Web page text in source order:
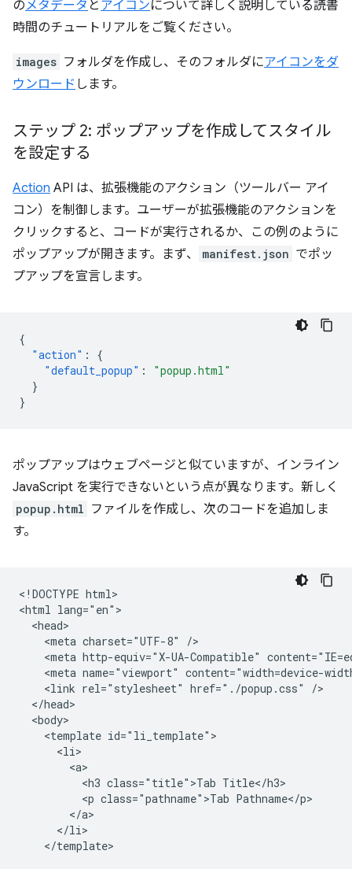
のメタデータ と アイコンについて詳しく説明している読書
時間のチュートリアルをご覧ください。
images フォルダを作成し、そのフォルダにアイコンをダ
ウンロード します。
ステップ 2: ポップアップを作成してスタイル
を設定する
Action API は、拡張機能のアクション（ツールバー アイ
コン）を制御します。ユーザーが拡張機能のアクションを
クリックすると、コードが実行されるか、この例のように
ポップアップが開きます。まず、
manifest.json でポッ
プアップを宣言します。
{
"action" :
{
"default_popup" :
"popup.html"
}
}
ポップアップはウェブページと似ていますが、インライン
JavaScript を実行できないという点が異なります。新しく
popup.html ファイルを作成し、次のコードを追加しま
す。
<!DOCTYPE html>
<html lang="en">
  <head>
    <meta charset="UTF-8" />
<meta http-equiv="X-UA-Compatible"
<meta name="viewport" content="width=device-
    <link rel="stylesheet" href="./popup.css" />
  </head>
  <body>
    <template id="li_template">
      <li>
        <a>
          <h3 class="title">Tab Title</h3>
          <p class="pathname">Tab Pathname</p>
        </a>
      </li>
    </template>